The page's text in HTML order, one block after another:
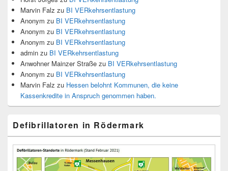
Marvin Falz zu BI VERkehrsentlastung
Anonym zu BI VERkehrsentlastung
Anonym zu BI VERkehrsentlastung
Anonym zu BI VERkehrsentlastung
admin zu BI VERkehrsentlastung
Anwohner Mainzer Straße zu BI VERkehrsentlastung
Anonym zu BI VERkehrsentlastung
Marvin Falz zu Hessen belohnt Kommunen, die keine
Kassenkredite in Anspruch genommen haben.
Defibrillatoren in Rödermark